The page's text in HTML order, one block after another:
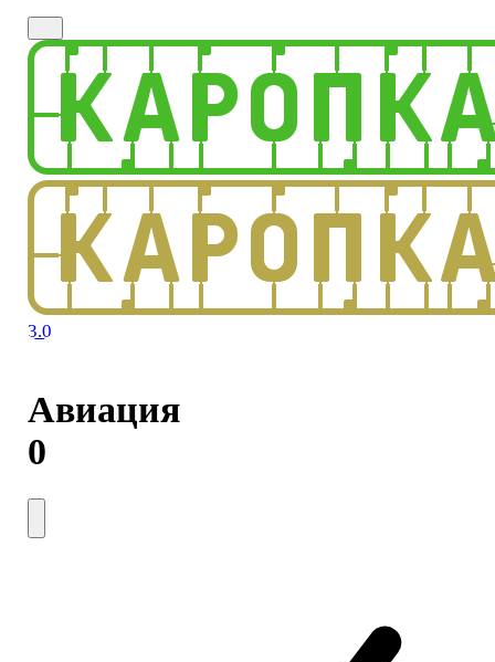
3.0
Авиация
0